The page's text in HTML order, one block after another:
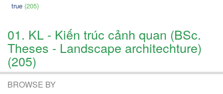
true (205)
01. KL - Kiến trúc cảnh quan (BSc.
Theses - Landscape architechture)
(205)
BROWSE BY